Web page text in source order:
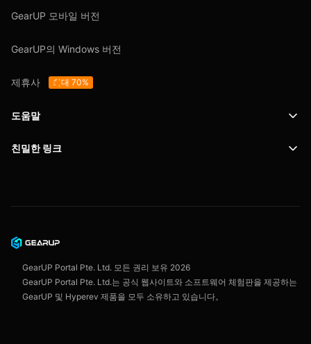
GearUP 모바일 버전
GearUP의 Windows 버전
제휴사 최대 70%
도움말
지원
이용 약관
친밀한 링크
GearUP Portal Pte. Ltd. 모든 권리 보유 2026
GearUP Portal Pte. Ltd.는 공식 웹사이트와 소프트웨어 체험판을 제공하는
GearUP 및 Hyperev 제품을 모두 소유하고 있습니다。